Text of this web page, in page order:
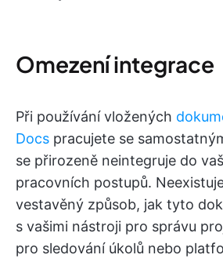
Omezení integrace
Při používání vložených
Docs pracujete se
se přirozeně neintegruje do
pracovních postupů.
vestavěný způsob, jak tyto
s vašimi nástroji pro správu
pro sledování úkolů nebo